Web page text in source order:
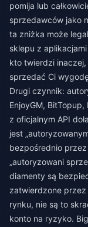
pomija lub
sprzedawców jako
ta zniżka może
sklepu z
kto twierdzi
sprzedać Ci
Drugi czynnik:
EnjoyGM,
z oficjalnym API
jest
bezpośrednio
„autoryzowani
diamenty są
zatwierdzone
rynku, nie są to
konto na ryzyko.